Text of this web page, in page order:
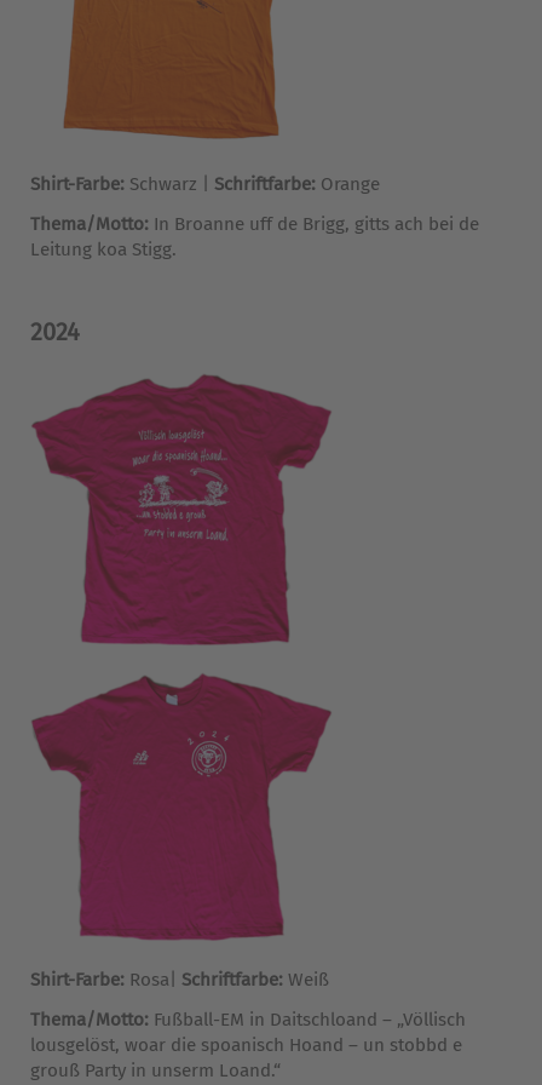
Shirt-Farbe: Schwarz | Schriftfarbe: Orange
Thema/Motto: In Broanne uff de Brigg, gitts ach bei de
Leitung koa Stigg.
2024
Shirt-Farbe: Rosa| Schriftfarbe: Weiß
Thema/Motto: Fußball-EM in Daitschloand – „Völlisch
lousgelöst, woar die spoanisch Hoand – un stobbd e
grouß Party in unserm Loand.“